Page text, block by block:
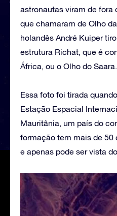
astronautas viram de fora
que chamaram de Olho
holandês André Kuiper
estrutura Richat, que é
África, ou o Olho do Saara.
Essa foto foi tirada
Estação Espacial
Mauritânia, um país do
formação tem mais de 50
e apenas pode ser vista